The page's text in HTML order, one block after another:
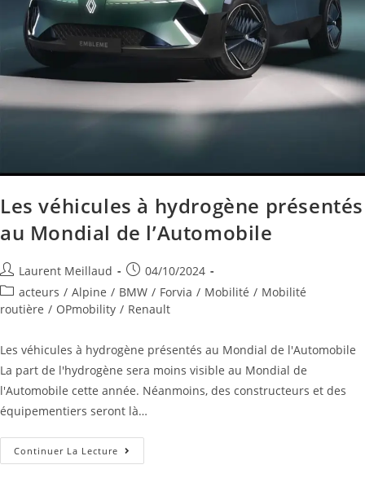
Les véhicules à hydrogène présentés
au Mondial de l’Automobile
Laurent Meillaud
04/10/2024
acteurs / Alpine / BMW / Forvia / Mobilité / Mobilité
routière / OPmobility / Renault
Les véhicules à hydrogène présentés au Mondial de l'Automobile
La part de l'hydrogène sera moins visible au Mondial de
l'Automobile cette année. Néanmoins, des constructeurs et des
équipementiers seront là…
Continuer La Lecture